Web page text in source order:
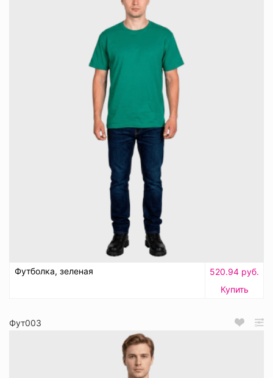
Футболка, зеленая
520.94 руб.
Купить
Фут003